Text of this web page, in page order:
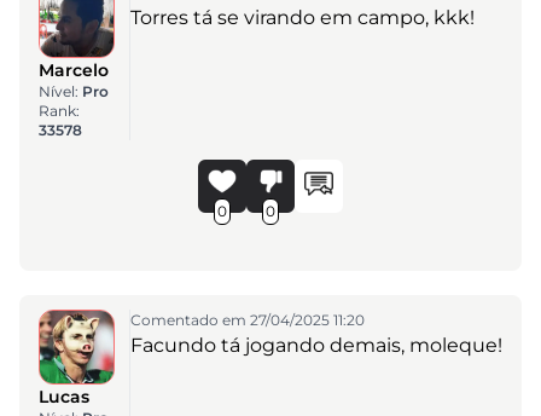
Marcelo
Nível: Pro
Rank:
33578
Torres tá se virando em campo, kkk!
0 0
Lucas
Comentado em 27/04/2025 11:20
Facundo tá jogando demais, moleque!